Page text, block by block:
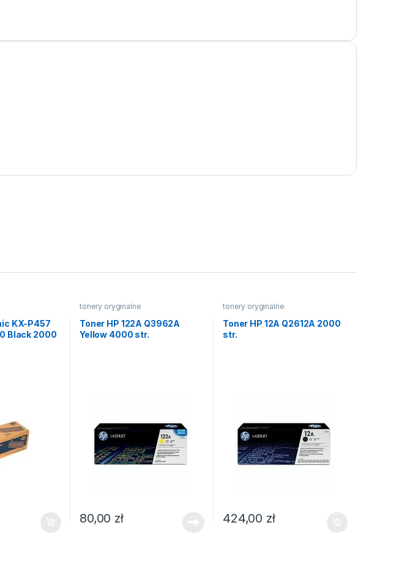
KX-P457
Black 2000
tonery oryginalne
Toner HP 122A Q3962A
Yellow 4000 str.
80,00 zł
tonery oryginalne
Toner HP 12A Q2612A 2000
str.
424,00 zł